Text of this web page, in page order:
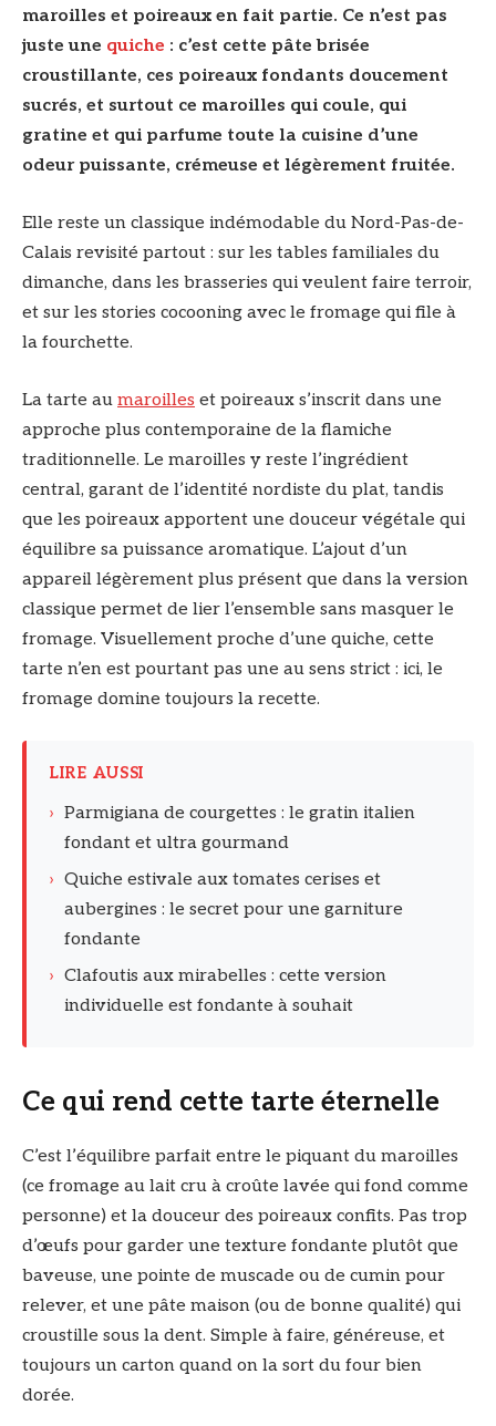
maroilles et poireaux en fait partie. Ce n’est pas
juste une quiche : c’est cette pâte brisée
croustillante, ces poireaux fondants doucement
sucrés, et surtout ce maroilles qui coule, qui
gratine et qui parfume toute la cuisine d’une
odeur puissante, crémeuse et légèrement fruitée.
Elle reste un classique indémodable du Nord-Pas-de-
Calais revisité partout : sur les tables familiales du
dimanche, dans les brasseries qui veulent faire terroir,
et sur les stories cocooning avec le fromage qui file à
la fourchette.
La tarte au maroilles et poireaux s’inscrit dans une
approche plus contemporaine de la flamiche
traditionnelle. Le maroilles y reste l’ingrédient
central, garant de l’identité nordiste du plat, tandis
que les poireaux apportent une douceur végétale qui
équilibre sa puissance aromatique. L’ajout d’un
appareil légèrement plus présent que dans la version
classique permet de lier l’ensemble sans masquer le
fromage. Visuellement proche d’une quiche, cette
tarte n’en est pourtant pas une au sens strict : ici, le
fromage domine toujours la recette.
LIRE AUSSI
› Parmigiana de courgettes : le gratin italien
fondant et ultra gourmand
› Quiche estivale aux tomates cerises et
aubergines : le secret pour une garniture
fondante
› Clafoutis aux mirabelles : cette version
individuelle est fondante à souhait
Ce qui rend cette tarte éternelle
C’est l’équilibre parfait entre le piquant du maroilles
(ce fromage au lait cru à croûte lavée qui fond comme
personne) et la douceur des poireaux confits. Pas trop
d’œufs pour garder une texture fondante plutôt que
baveuse, une pointe de muscade ou de cumin pour
relever, et une pâte maison (ou de bonne qualité) qui
croustille sous la dent. Simple à faire, généreuse, et
toujours un carton quand on la sort du four bien
dorée.